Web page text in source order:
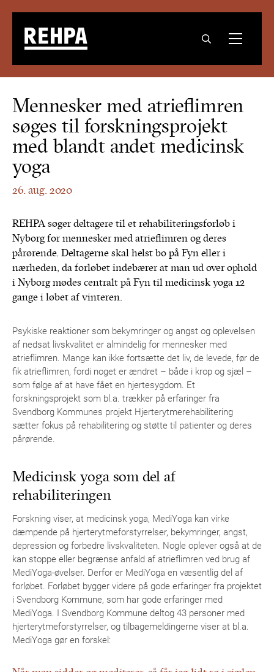
Mennesker med atrieflimren
søges til forskningsprojekt
med blandt andet medicinsk
yoga
26. aug. 2020
REHPA søger deltagere til et rehabiliteringsforløb i
Nyborg for mennesker med atrieflimren og deres
pårørende. Deltagerne skal helst bo på Fyn eller i
nærheden, da forløbet indebærer at man ud over ophold
i Nyborg mødes centralt på Fyn til medicinsk yoga 12
gange i løbet af vinteren.
Psykiske reaktioner som bekymringer og angst og oplevelsen
af nedsat livskvalitet er almindelig for mennesker med
atrieflimren. Mange kan ikke fortsætte det liv, de levede, før de
fik atrieflimren, fordi noget er ændret – både i krop og sjæl –
som følge af at have fået en hjertesygdom. Et
forskningsprojekt som bl.a. trækker på erfaringer fra
Svendborg Kommunes projekt Hjerterytmerehabilitering
sætter fokus på rehabilitering og støtte til patienter og deres
pårørende.
Medicinsk yoga som del af
rehabiliteringen
Forskning viser, at medicinsk yoga, MediYoga kan virke
dæmpende på hjerterytmeforstyrrelser, bekymringer, angst,
depression og forbedre livskvaliteten. Nogle oplever også at de
kan stoppe eller begrænse anfald af atrieflimren ved brug af
MediYoga-øvelser. Derfor er MediYoga en væsentlig del af
forløbet. Forløbet bygger videre på gode erfaringer fra projektet
i Svendborg Kommune, som har gode erfaringer med
MediYoga. I Svendborg Kommune deltog 43 personer med
hjerterytmeforstyrrelser, og tilbagemeldingerne viser at bl.a.
MediYoga gør en forskel: